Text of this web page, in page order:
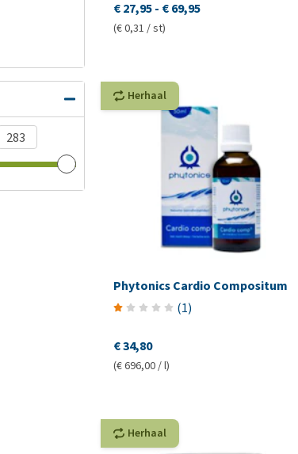
€ 27,95- € 69,95
(€ 0,31 / st)
Herhaal
Phytonics Cardio Compositum
(1)
€ 34,80
(€ 696,00 / l)
Herhaal